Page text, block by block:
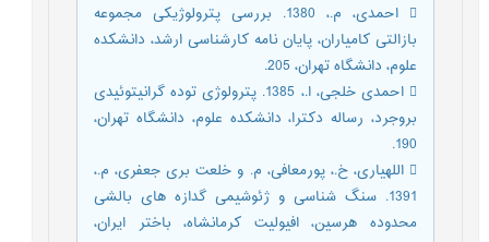
 احمدی، م.، 1380. بررسی پترولوژیکی مجموعه
بازالتی کامیاران، پایان نامه کارشناسی ارشد، دانشکده
علوم، دانشگاه تهران، 205.
 احمدی خلجی، ا.، 1385. پترولوژی توده گرانیتوئیدی
بروجرد، رساله دکترا، دانشکده علوم، دانشگاه تهران،
190.
 اللهیاری، خ.، پورمعافی، م. و خلعت بری جعفری، م.،
1391. سنگ شناسی و ژئوشیمی گدازه های بالشی
محدوده هرسین، افیولیت کرمانشاه، باختر ایران،